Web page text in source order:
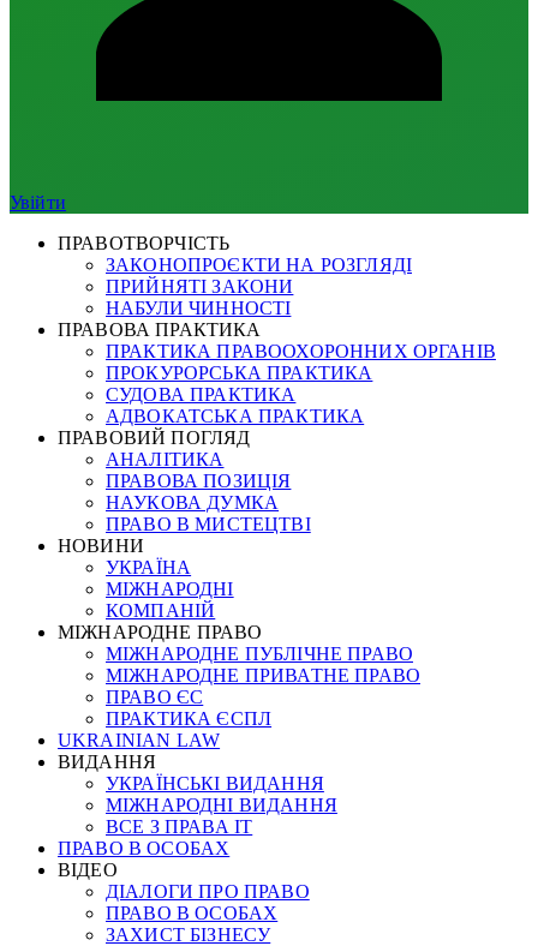
Увійти
ПРАВОТВОРЧІСТЬ
ЗАКОНОПРОЄКТИ НА РОЗГЛЯДІ
ПРИЙНЯТІ ЗАКОНИ
НАБУЛИ ЧИННОСТІ
ПРАВОВА ПРАКТИКА
ПРАКТИКА ПРАВООХОРОННИХ ОРГАНІВ
ПРОКУРОРСЬКА ПРАКТИКА
СУДОВА ПРАКТИКА
АДВОКАТСЬКА ПРАКТИКА
ПРАВОВИЙ ПОГЛЯД
АНАЛІТИКА
ПРАВОВА ПОЗИЦІЯ
НАУКОВА ДУМКА
ПРАВО В МИСТЕЦТВІ
НОВИНИ
УКРАЇНА
МІЖНАРОДНІ
КОМПАНІЙ
МІЖНАРОДНЕ ПРАВО
МІЖНАРОДНЕ ПУБЛІЧНЕ ПРАВО
МІЖНАРОДНЕ ПРИВАТНЕ ПРАВО
ПРАВО ЄС
ПРАКТИКА ЄСПЛ
UKRAINIAN LAW
ВИДАННЯ
УКРАЇНСЬКІ ВИДАННЯ
МІЖНАРОДНІ ВИДАННЯ
ВСЕ З ПРАВА ІТ
ПРАВО В ОСОБАХ
ВІДЕО
ДІАЛОГИ ПРО ПРАВО
ПРАВО В ОСОБАХ
ЗАХИСТ БІЗНЕСУ